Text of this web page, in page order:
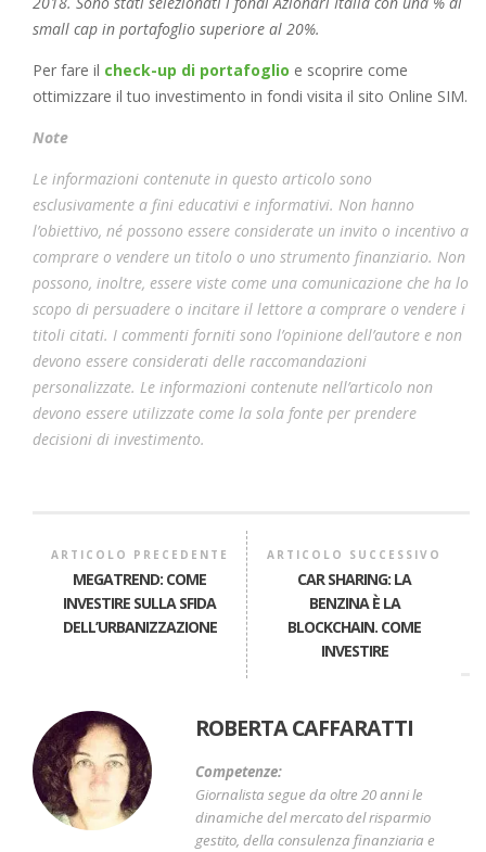
small cap in portafoglio superiore al 20%.
Per fare il check-up di portafoglio e scoprire come
ottimizzare il tuo investimento in fondi visita il sito Online SIM.
Note
Le informazioni contenute in questo articolo sono
esclusivamente a fini educativi e informativi. Non hanno
l’obiettivo, né possono essere considerate un invito o incentivo a
comprare o vendere un titolo o uno strumento finanziario. Non
possono, inoltre, essere viste come una comunicazione che ha lo
scopo di persuadere o incitare il lettore a comprare o vendere i
titoli citati. I commenti forniti sono l’opinione dell’autore e non
devono essere considerati delle raccomandazioni
personalizzate. Le informazioni contenute nell’articolo non
devono essere utilizzate come la sola fonte per prendere
decisioni di investimento.
ARTICOLO PRECEDENTE
MEGATREND: COME
INVESTIRE SULLA SFIDA
DELL’URBANIZZAZIONE
ARTICOLO SUCCESSIVO
CAR SHARING: LA
BENZINA È LA
BLOCKCHAIN. COME
INVESTIRE
ROBERTA CAFFARATTI
Competenze:
Giornalista segue da oltre 20 anni le
dinamiche del mercato del risparmio
gestito, della consulenza finanziaria e